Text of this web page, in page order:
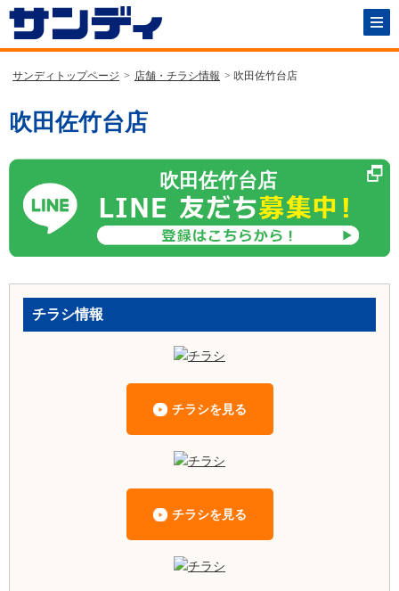
サンディトップページ > 店舗・チラシ情報 > 吹田佐竹台店
吹田佐竹台店
吹田佐竹台店
チラシ情報
チラシを見る
チラシを見る